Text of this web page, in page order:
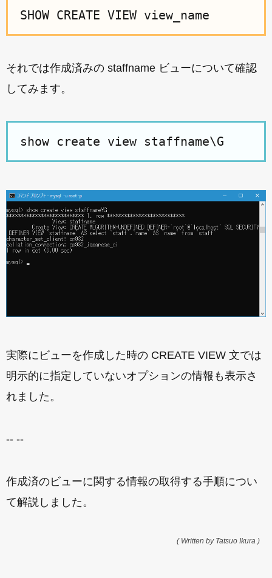
SHOW CREATE VIEW view_name
それでは作成済みの staffname ビューについて確認
してみます。
show create view staffname\G
実際にビューを作成した時の CREATE VIEW 文では
明示的に指定していないオプションの情報も表示さ
れました。
-- --
作成済のビューに関する情報の取得する手順につい
て解説しました。
( Written by Tatsuo Ikura )